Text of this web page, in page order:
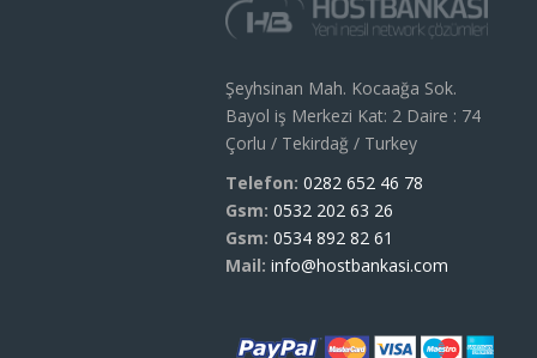
Şeyhsinan Mah. Kocaağa Sok.
Bayol iş Merkezi Kat: 2 Daire : 74
Çorlu / Tekirdağ / Turkey
Telefon: 0282 652 46 78
Gsm: 0532 202 63 26
Gsm: 0534 892 82 61
Mail: info@hostbankasi.com